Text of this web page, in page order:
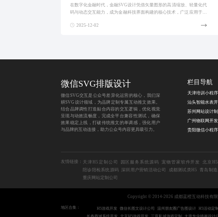
在数字化金融时代，金融SVG设计凭借矢量图形的高清缩放、轻量化代
码与动态交互能力，成为金融科技界面构建的核心技术，广泛应用于数
2025-12-02
微信SVG排版设计
微信SVG交互是公众号差异化运营的核心，我们深
耕SVG设计领域，为品牌定制专属互动推文效果。
结合品牌调性打造贴合内容的交互逻辑，优化视觉
呈现与动效流畅度，完成全平台兼容性测试，确保
效果稳定上线，打破传统推文的单调感，强化用户
与品牌的互动连接，助力公众号内容更具吸引力。
栏目导航
汕头智能水表
苏州网站设计
友情链接： 天津H5定制公司 园区服务系统源码 宠物管家软件开发
北京
陪诊陪检系统源码 深圳用户营销活动公司 成都测试类H5
青岛制
重庆网站定制公司
Copyright © 2014-2026 成都蓝橙互动科技有
地区合集： H5游戏开发 微信长图文设计公司 温州朋友圈广告图设计 H5活动定
长春商城系统开发
北京H5游戏开发 三亚私域游戏定制 太原专业插画设计